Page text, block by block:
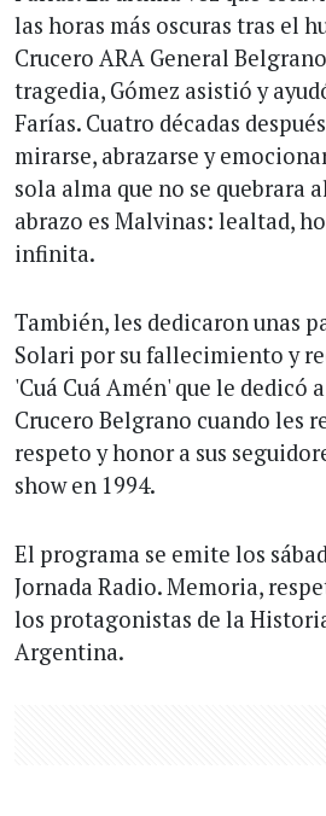
las horas más oscuras tras el
Crucero ARA General
tragedia, Gómez asistió y
Farías. Cuatro décadas
mirarse, abrazarse y
sola alma que no se quebrara
abrazo es Malvinas: lealtad,
infinita.
También, les dedicaron unas
Solari por su fallecimiento y
'Cuá Cuá Amén' que le dedicó
Crucero Belgrano cuando les
respeto y honor a sus
show en 1994.
El programa se emite los
Jornada Radio. Memoria,
los protagonistas de la
Argentina.